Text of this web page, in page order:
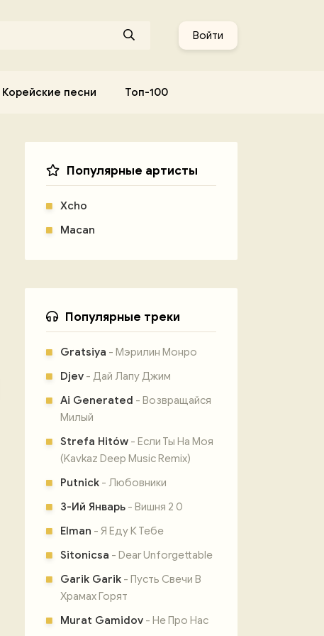
Войти
Корейские песни Топ-100
Популярные артисты
Xcho
Macan
Популярные треки
Gratsiya - Мэрилин Монро
Djev - Дай Лапу Джим
Ai Generated - Возвращайся
Милый
Strefa Hitów - Если Ты На Моя
(Kavkaz Deep Music Remix)
Putnick - Любовники
3-Ий Январь - Вишня 2 0
Elman - Я Еду К Тебе
Sitonicsa - Dear Unforgettable
Garik Garik - Пусть Свечи В
Храмах Горят
Murat Gamidov - Не Про Нас